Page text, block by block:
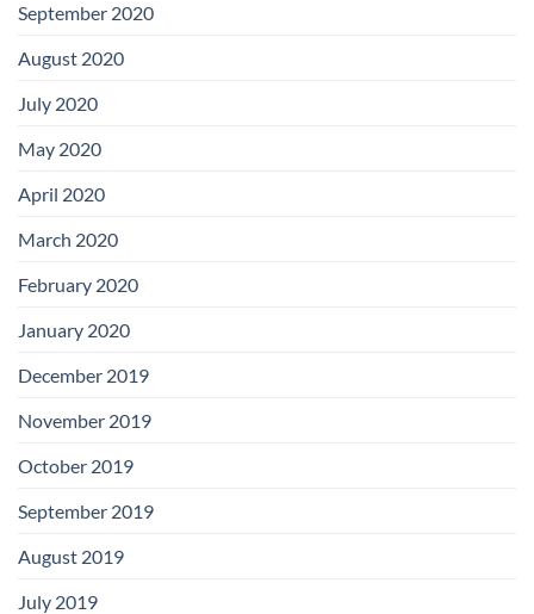
September 2020
August 2020
July 2020
May 2020
April 2020
March 2020
February 2020
January 2020
December 2019
November 2019
October 2019
September 2019
August 2019
July 2019